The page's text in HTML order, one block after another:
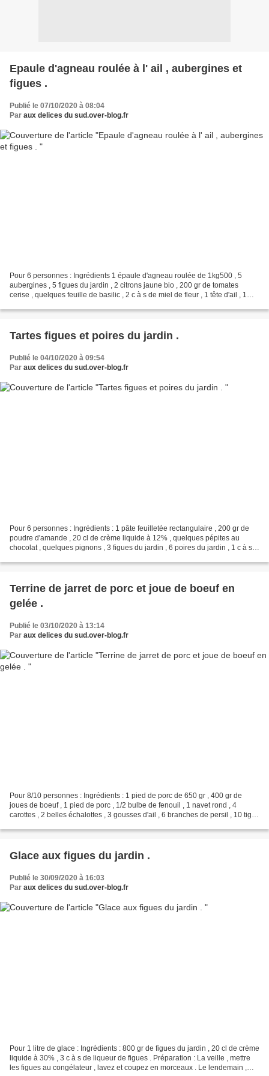
Epaule d'agneau roulée à l' ail , aubergines et
figues .
Publié le 07/10/2020 à 08:04
Par aux delices du sud.over-blog.fr
Pour 6 personnes : Ingrédients 1 épaule d'agneau roulée de 1kg500 , 5
aubergines , 5 figues du jardin , 2 citrons jaune bio , 200 gr de tomates
cerise , quelques feuille de basilic , 2 c à s de miel de fleur , 1 tête d'ail , 1
Tartes figues et poires du jardin .
Publié le 04/10/2020 à 09:54
Par aux delices du sud.over-blog.fr
Pour 6 personnes : Ingrédients : 1 pâte feuilletée rectangulaire , 200 gr de
poudre d'amande , 20 cl de crème liquide à 12% , quelques pépites au
chocolat , quelques pignons , 3 figues du jardin , 6 poires du jardin , 1 c à s
Terrine de jarret de porc et joue de boeuf en
gelée .
Publié le 03/10/2020 à 13:14
Par aux delices du sud.over-blog.fr
Pour 8/10 personnes : Ingrédients : 1 pied de porc de 650 gr , 400 gr de
joues de boeuf , 1 pied de porc , 1/2 bulbe de fenouil , 1 navet rond , 4
carottes , 2 belles échalottes , 3 gousses d'ail , 6 branches de persil , 10 tiges
Glace aux figues du jardin .
Publié le 30/09/2020 à 16:03
Par aux delices du sud.over-blog.fr
Pour 1 litre de glace : Ingrédients : 800 gr de figues du jardin , 20 cl de crème
liquide à 30% , 3 c à s de liqueur de figues . Préparation : La veille , mettre
les figues au congélateur , lavez et coupez en morceaux . Le lendemain ,